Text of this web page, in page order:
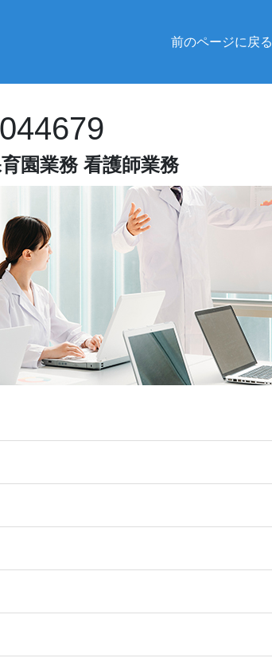
前のページに戻る
園業務 看護師業務